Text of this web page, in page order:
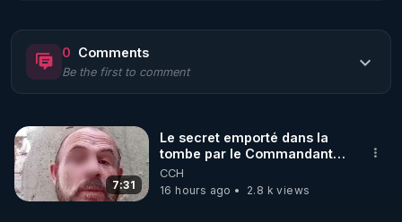
https://www.rgnr.fr/presentation.html
🌱 LE MAGAZINE RÉGÉNÈRE
🌱 LA BOUTIQUE DU MAGAZINE
Pour obtenir les anciens numéros que vous avez
0 Comments
Be the first to comment
7:31
Le secret emporté dans la
tombe par le Commandant
Cousteau le 25 juin 1997
CCH
16 hours ago
2.8 k views